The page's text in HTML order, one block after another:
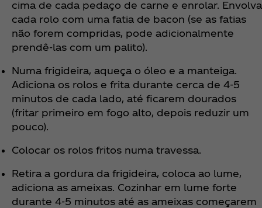
cima de cada pedaço de carne e enrolar. Envolva
cada rolo com uma fatia de bacon (se as fatias
não forem compridas, pode adicionalmente
prendê-las com um palito).
Numa frigideira, aqueça o óleo e a manteiga.
Adiciona os rolos e frita durante cerca de 4-5
minutos de cada lado, até ficarem dourados
(fritar primeiro em fogo alto, depois reduzir um
pouco).
Colocar os rolos fritos numa travessa.
Retira a gordura da frigideira, coloca ao lume,
adiciona as ameixas. Cozinhar em lume forte
durante 4-5 minutos até as ameixas começarem